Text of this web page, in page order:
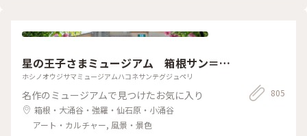
星の王子さまミュージアム 箱根サン＝テ
グジュペリ
ホシノオウジサマミュージアムハコネサンテグジュペリ
名作のミュージアムで見つけたお気に入り
箱根・大涌谷・強羅・仙石原・小涌谷
アート・カルチャー, 風景・景色
805